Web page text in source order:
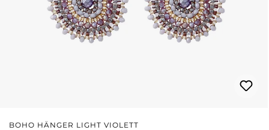
BOHO HÄNGER LIGHT VIOLETT